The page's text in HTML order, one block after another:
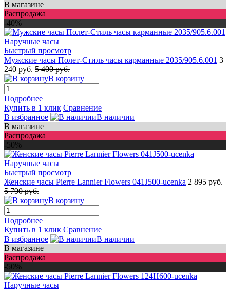
В магазине
Распродажа
-40%
Быстрый просмотр
Мужские часы Полет-Стиль часы карманные 2035/905.6.001 3
240 руб. 5 400 руб.
В корзину
Подробнее
Купить в 1 клик Сравнение
В избранное
В наличии
В магазине
Распродажа
-50%
Быстрый просмотр
Женские часы Pierre Lannier Flowers 041J500-ucenka 2 895 руб.
5 790 руб.
В корзину
Подробнее
Купить в 1 клик Сравнение
В избранное
В наличии
В магазине
Распродажа
-50%